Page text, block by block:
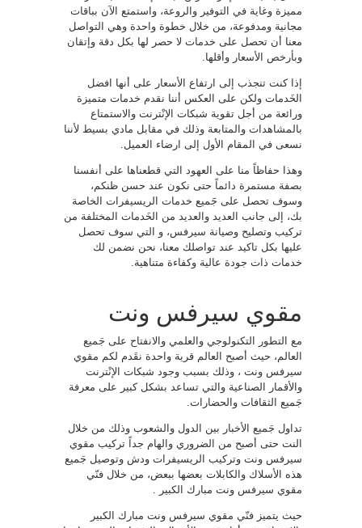
مميزة وغاية في التوفير والروعة، واستمتع الآن بباقات
مجانية ومدفوعة، من خلال خطوة واحدة وهي التواصل
معنا أن تحصل على خدمات لا حصر لها بكل دقة وإتقان
وبأرخص الأسعار وأقلها.
إذا كنت تنجذب إلى ارتفاع الأسعار على أنها افضل
الخَدمات ولكن على العكس أننا نقدم خدمات متميزة
ورائعة من أجل تقوية شبكات الإنْترنت والاستمتاع
بالمشاهدات والمتابعة وذلك في مقابل مادي بسيط لأننا
نسعى في المقام الأول إلى ارضاء العميل.
وهذا حفاظاً منا على العهود التي قطعناها على أنفسنا
بصفة مستمرة دائماً حتى نكون عند حسن ظنكم،
وسوف تحصل على جََميع خدمات الريسيفرات الخاصة
بك، إلى جانب العديد والعديد من الخَدمات المختلفة من
تركيب وتصليح وصيانة سيرفس، و التي سوف تحصل
عليها بكل تاكيد عند تواصلك معنا، نحن نضمن لك
خدمات ذات جودة عالية وكفاءة متناهية.
مقوي سيرفس ونت
مع التطور التكنولوجي والعلمي والانفتاح على جَميع
العالم، حيث أصبح العالم قرية واحدة نقَدم لكم مقوي
سيرفس ونت ، وذلك بسبب وجود شبكات الإنْترنت
والأقمار الصناعية والتي تساعد بشكل كبير على معرفة
جَميع الثقافات والحضارات.
تداول جَميع الأخبار بين الدول والشعوب وذلك من خلال
النت حتى أصبح من الضروري والهام جداً تركيب مقوي
سيرفس ونت وتركيب الريسيفرات ودش وتوصيل جَميع
هذه الأسلاك والكابلات بعضها ببعض، من خلال فنّي
مقوي سيرفس ونت مبارك الكبير .
حيث يتميز فنّي مقوي سيرفس ونت مبارك الكبير